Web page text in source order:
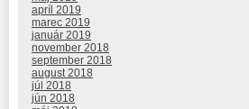
apríl 2019
marec 2019
január 2019
november 2018
september 2018
august 2018
júl 2018
jún 2018